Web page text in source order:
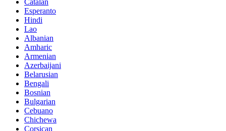
Catalan
Esperanto
Hindi
Lao
Albanian
Amharic
Armenian
Azerbaijani
Belarusian
Bengali
Bosnian
Bulgarian
Cebuano
Chichewa
Corsican